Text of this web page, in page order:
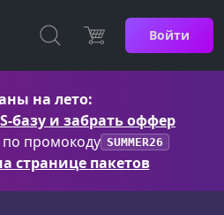
Войти
на лето:
базу и забрать оффер
по промокоду SUMMER26
странице пакетов